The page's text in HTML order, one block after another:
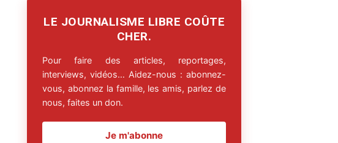
LE JOURNALISME LIBRE COÛTE
CHER.
Pour faire des articles, reportages,
interviews, vidéos… Aidez-nous : abonnez-
vous, abonnez la famille, les amis, parlez de
nous, faites un don.
Je m'abonne